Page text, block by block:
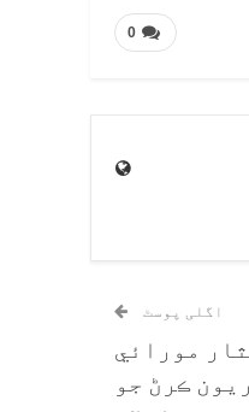
0
اگلی پوسٹ
مورائي
ڪرڻ جو